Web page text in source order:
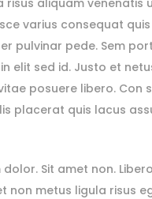
Lists
risus aliquam venenatis
varius consequat
pulvinar pede. Sem
elit sed id. Justo et
posuere libero. Con
placerat quis lacus
dolor. Sit amet non.
non metus ligula risus